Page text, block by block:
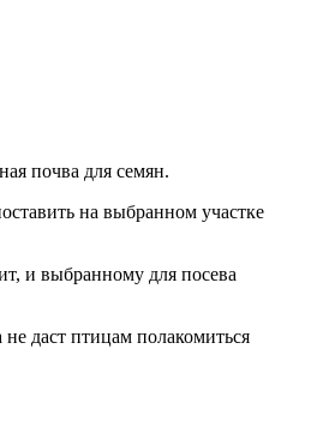
почва для семян.
на выбранном участке
и выбранному для посева
даст птицам полакомиться